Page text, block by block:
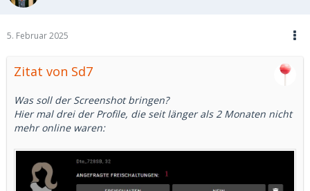
5. Februar 2025
Zitat von Sd7
Was soll der Screenshot bringen?
Hier mal drei der Profile, die seit länger als 2 Monaten nicht
mehr online waren: